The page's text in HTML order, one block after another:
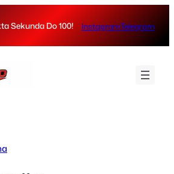
Sekunda Do 100! InstagramTelegram